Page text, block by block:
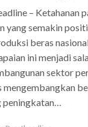
– Ketahanan
yang semakin
beras
ini menjadi
sektor
mengembangkan
peningkatan…